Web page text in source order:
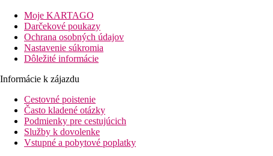
(za poplatok) a zmenáreň. O blaho hostí sa starajú 2 reštaurácie
Stravovanie:
Raňajky formou bufetu.
Ďalšie informácie:
Využitie niektorých zariadení a aktivít môže byť spoplatnené
Šport/ voľný čas:
Stráženie detí: babysitting (za poplatok).
Klasický Pokoj:
Izby sú vybavené detskou postieľkou (za poplatok), internetom
Moje KARTAGO
Darčekové poukazy
Ochrana osobných údajov
Nastavenie súkromia
Dôležité informácie
Informácie k zájazdu
Cestovné poistenie
Často kladené otázky
Podmienky pre cestujúcich
Služby k dovolenke
Vstupné a pobytové poplatky